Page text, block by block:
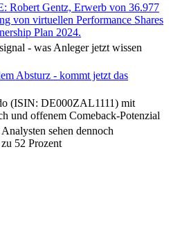
Robert Gentz, Erwerb von 36.977
von virtuellen Performance Shares
Plan 2024.
- was Anleger jetzt wissen
Absturz - kommt jetzt das
(ISIN: DE000ZAL1111) mit
und offenem Comeback-Potenzial
sehen dennoch
52 Prozent